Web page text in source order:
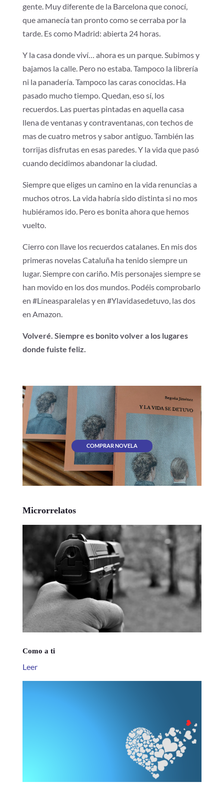
gente. Muy diferente de la Barcelona que conocí,
que amanecía tan pronto como se cerraba por la
tarde. Es como Madrid: abierta 24 horas.
Y la casa donde viví… ahora es un parque. Subimos y
bajamos la calle. Pero no estaba. Tampoco la librería
ni la panadería. Tampoco las caras conocidas. Ha
pasado mucho tiempo. Quedan, eso sí, los
recuerdos. Las puertas pintadas en aquella casa
llena de ventanas y contraventanas, con techos de
mas de cuatro metros y sabor antiguo. También las
torrijas disfrutas en esas paredes. Y la vida que pasó
cuando decidimos abandonar la ciudad.
Siempre que eliges un camino en la vida renuncias a
muchos otros. La vida habría sido distinta si no mos
hubiéramos ido. Pero es bonita ahora que hemos
vuelto.
Cierro con llave los recuerdos catalanes. En mis dos
primeras novelas Cataluña ha tenido siempre un
lugar. Siempre con cariño. Mis personajes siempre se
han movido en los dos mundos. Podéis comprobarlo
en #Líneasparalelas y en #Ylavidasedetuvo, las dos
en Amazon.
Volveré. Siempre es bonito volver a los lugares
donde fuiste feliz.
COMPRAR NOVELA
Microrrelatos
Como a ti
Leer